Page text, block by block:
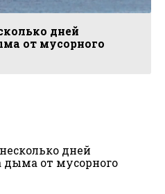
дней
от мусорного
дней
дыма от мусорного